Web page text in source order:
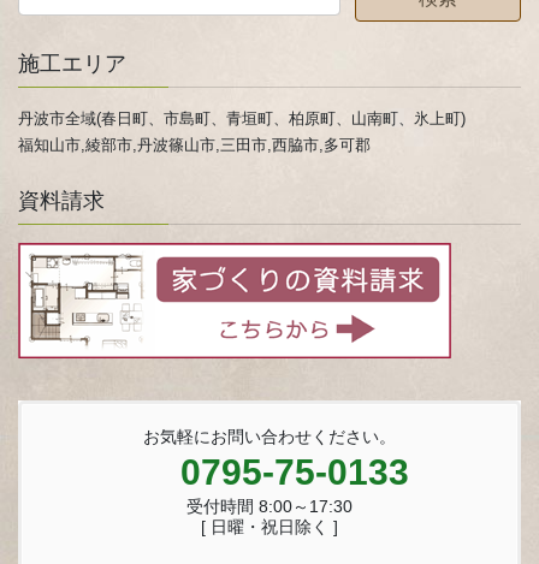
施工エリア
丹波市全域(春日町、市島町、青垣町、柏原町、山南町、氷上町)
福知山市,綾部市,丹波篠山市,三田市,西脇市,多可郡
資料請求
お気軽にお問い合わせください。
0795-75-0133
受付時間 8:00～17:30
[ 日曜・祝日除く ]